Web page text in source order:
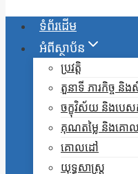
ទំព័រដើម
អំពីស្ថាប័ន
ប្រវត្តិ
តួនាទី ភារកិច្ច និង
ចក្ខុវិស័យ និងបេស
គុណតម្លៃ និងគ
គោលដៅ
យុទ្ធសាស្ត្រ